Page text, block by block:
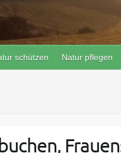
schützen Natur pflegen